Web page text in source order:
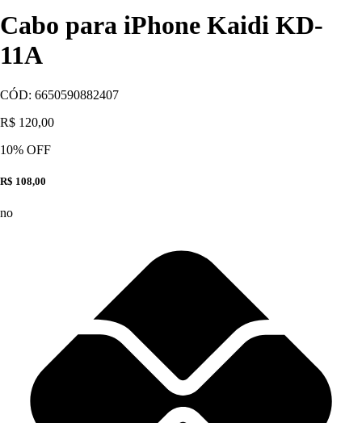
Cabo para iPhone Kaidi KD-
11A
CÓD: 6650590882407
R$ 120,00
10% OFF
R$ 108,00
no